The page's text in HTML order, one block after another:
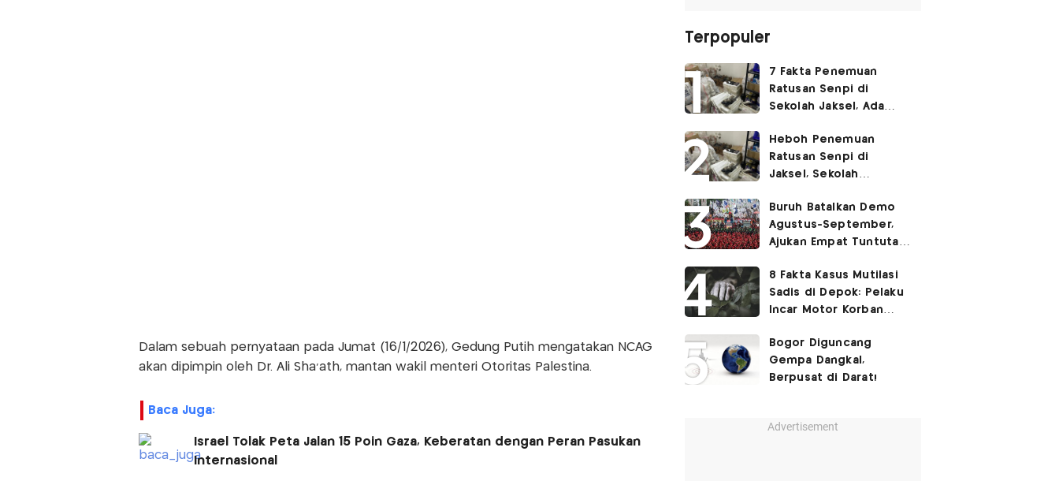
Dalam sebuah pernyataan pada Jumat (16/1/2026), Gedung Putih mengatakan NCAG
akan dipimpin oleh Dr. Ali Sha’ath, mantan wakil menteri Otoritas Palestina.
Baca Juga:
Israel Tolak Peta Jalan 15 Poin Gaza, Keberatan dengan Peran Pasukan
Internasional
Terpopuler
7 Fakta Penemuan
Ratusan Senpi di
Sekolah Jaksel, Ada
Ruang Bunker
Heboh Penemuan
Ratusan Senpi di
Jaksel, Sekolah
Kegiatan Eskul
Menembak
Buruh Batalkan Demo
Agustus-September,
Ajukan Empat Tuntutan
8 Fakta Kasus Mutilasi
Sadis di Depok: Pelaku
Incar Motor Korban
Bogor Diguncang
Gempa Dangkal,
Berpusat di Darat!
Advertisement